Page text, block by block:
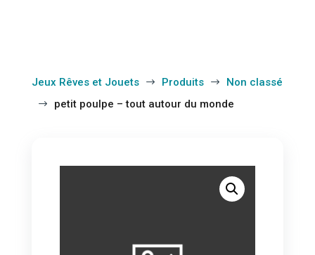
Jeux Rêves et Jouets $ Produits $ Non classé
$ petit poulpe – tout autour du monde